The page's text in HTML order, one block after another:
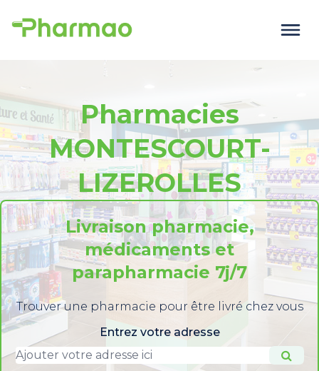
Pharmacies
MONTESCOURT-
LIZEROLLES
Livraison pharmacie,
médicaments et
parapharmacie 7j/7
Trouver une pharmacie pour être livré chez vous
Entrez votre adresse